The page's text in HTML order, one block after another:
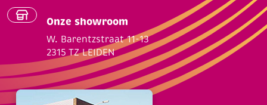
Onze showroom
W. Barentzstraat 11-13
2315 TZ LEIDEN